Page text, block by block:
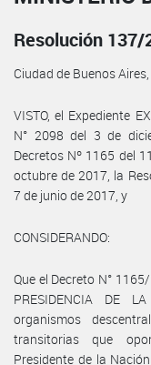
Resolución 137/
Ciudad de Buenos
VISTO, el Expediente
N° 2098 del 3 de
Decretos Nº 1165 del
octubre de 2017, la
7 de junio de 2017, y
CONSIDERANDO:
Que el Decreto N°
PRESIDENCIA DE
organismos
transitorias que
Presidente de la